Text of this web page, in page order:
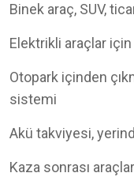
Binek araç, SUV,
Elektrikli araçlar
Otopark içinden
sistemi
Akü takviyesi,
Kaza sonrası